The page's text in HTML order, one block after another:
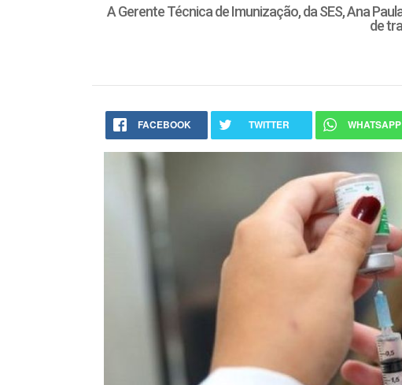
A Gerente Técnica de Imunização, da SES, Ana
de
FACEBOOK TWITTER WHATSAPP